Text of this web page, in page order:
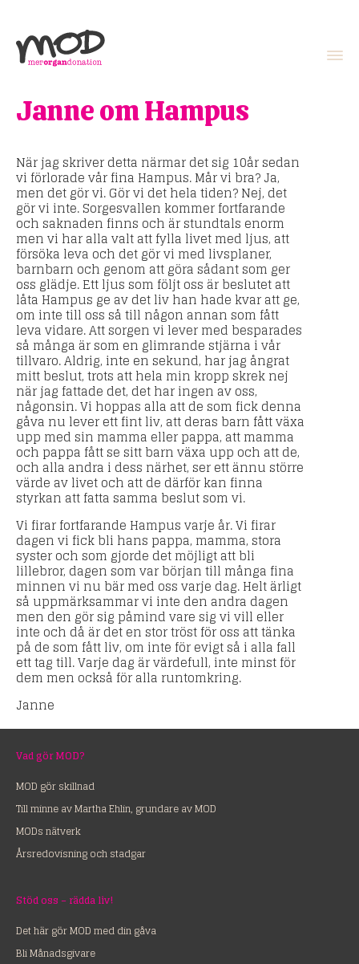
Janne om Hampus
När jag skriver detta närmar det sig 10år sedan
vi förlorade vår fina Hampus. Mår vi bra? Ja,
men det gör vi. Gör vi det hela tiden? Nej, det
gör vi inte. Sorgesvallen kommer fortfarande
och saknaden finns och är stundtals enorm
men vi har alla valt att fylla livet med ljus, att
försöka leva och det gör vi med livsplaner,
barnbarn och genom att göra sådant som ger
oss glädje. Ett ljus som följt oss är beslutet att
låta Hampus ge av det liv han hade kvar att ge,
om inte till oss så till någon annan som fått
leva vidare. Att sorgen vi lever med besparades
så många är som en glimrande stjärna i vår
tillvaro. Aldrig, inte en sekund, har jag ångrat
mitt beslut, trots att hela min kropp skrek nej
när jag fattade det, det har ingen av oss,
någonsin. Vi hoppas alla att de som fick denna
gåva nu lever ett fint liv, att deras barn fått växa
upp med sin mamma eller pappa, att mamma
och pappa fått se sitt barn växa upp och att de,
och alla andra i dess närhet, ser ett ännu större
värde av livet och att de därför kan finna
styrkan att fatta samma beslut som vi.
Vi firar fortfarande Hampus varje år. Vi firar
dagen vi fick bli hans pappa, mamma, stora
syster och som gjorde det möjligt att bli
lillebror, dagen som var början till många fina
minnen vi nu bär med oss varje dag. Helt ärligt
så uppmärksammar vi inte den andra dagen
men den gör sig påmind vare sig vi vill eller
inte och då är det en stor tröst för oss att tänka
på de som fått liv, om inte för evigt så i alla fall
ett tag till. Varje dag är värdefull, inte minst för
dem men också för alla runtomkring.
Janne
Vad gör MOD?
MOD gör skillnad
Till minne av Martha Ehlin, grundare av MOD
MODs nätverk
Årsredovisning och stadgar
Stöd oss – rädda liv!
Det här gör MOD med din gåva
Bli Månadsgivare